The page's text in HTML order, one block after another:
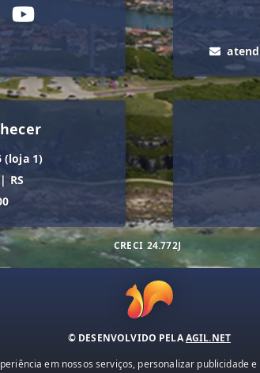
(loja 1)
| RS
CRECI 24.772J
© DESENVOLVIDO PELAAGIL.NET
em nossos serviços, personalizar publicidade